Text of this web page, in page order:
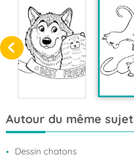
Autour du même sujet
Dessin chatons